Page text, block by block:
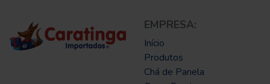
EMPRESA:
Início
Produtos
Chá de Panela